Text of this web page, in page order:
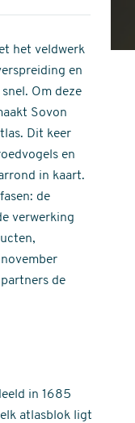
het veldwerk
en
Om deze
Sovon
Dit keer
en
in kaart.
de
verwerking
de
in 1685
atlasblok ligt